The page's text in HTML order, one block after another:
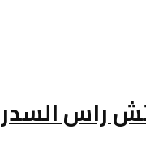
راس السدر